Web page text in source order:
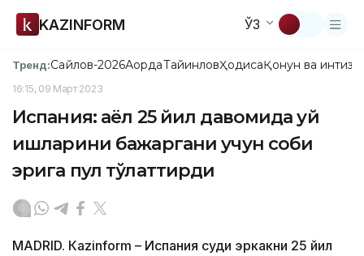
KAZINFORM ЎЗ
Тренд:Сайлов-2026АқордаТайинловҲодисаҚонун ва
16:15, 09 Март 2023
Испания: аёл 25 йил давомида уй
ишларини бажаргани учун собиқ
эрига пул тўлаттирди
МАDRID. Кazinform – Испания суди эркакни 25 йил